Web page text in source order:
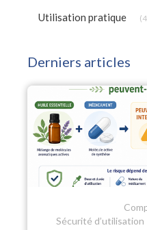
Utilisation pratique
Derniers articles
Sécurité d’utilisation